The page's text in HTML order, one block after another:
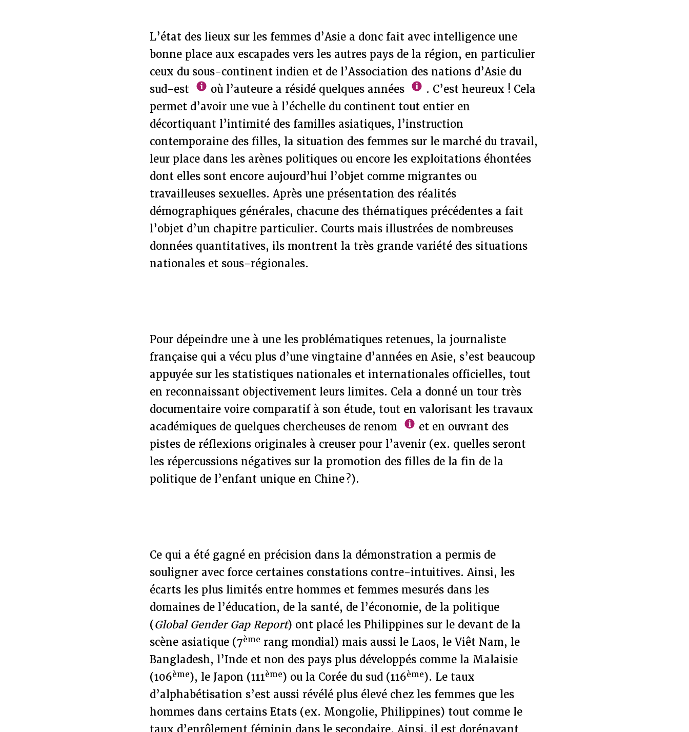
L’état des lieux sur les femmes d’Asie a donc fait avec intelligence une
bonne place aux escapades vers les autres pays de la région, en particulier
ceux du sous-continent indien et de l’Association des nations d’Asie du
sud-est
où l’auteure a résidé quelques années
. C’est heureux ! Cela
permet d’avoir une vue à l’échelle du continent tout entier en
décortiquant l’intimité des familles asiatiques, l’instruction
contemporaine des filles, la situation des femmes sur le marché du travail,
leur place dans les arènes politiques ou encore les exploitations éhontées
dont elles sont encore aujourd’hui l’objet comme migrantes ou
travailleuses sexuelles. Après une présentation des réalités
démographiques générales, chacune des thématiques précédentes a fait
l’objet d’un chapitre particulier. Courts mais illustrées de nombreuses
données quantitatives, ils montrent la très grande variété des situations
nationales et sous-régionales.
Pour dépeindre une à une les problématiques retenues, la journaliste
française qui a vécu plus d’une vingtaine d’années en Asie, s’est beaucoup
appuyée sur les statistiques nationales et internationales officielles, tout
en reconnaissant objectivement leurs limites. Cela a donné un tour très
documentaire voire comparatif à son étude, tout en valorisant les travaux
académiques de quelques chercheuses de renom
et en ouvrant des
pistes de réflexions originales à creuser pour l’avenir (ex. quelles seront
les répercussions négatives sur la promotion des filles de la fin de la
politique de l’enfant unique en Chine ?).
Ce qui a été gagné en précision dans la démonstration a permis de
souligner avec force certaines constations contre-intuitives. Ainsi, les
écarts les plus limités entre hommes et femmes mesurés dans les
domaines de l’éducation, de la santé, de l’économie, de la politique
(Global Gender Gap Report) ont placé les Philippines sur le devant de la
scène asiatique (7ème rang mondial) mais aussi le Laos, le Viêt Nam, le
Bangladesh, l’Inde et non des pays plus développés comme la Malaisie
(106ème), le Japon (111ème) ou la Corée du sud (116ème). Le taux
d’alphabétisation s’est aussi révélé plus élevé chez les femmes que les
hommes dans certains Etats (ex. Mongolie, Philippines) tout comme le